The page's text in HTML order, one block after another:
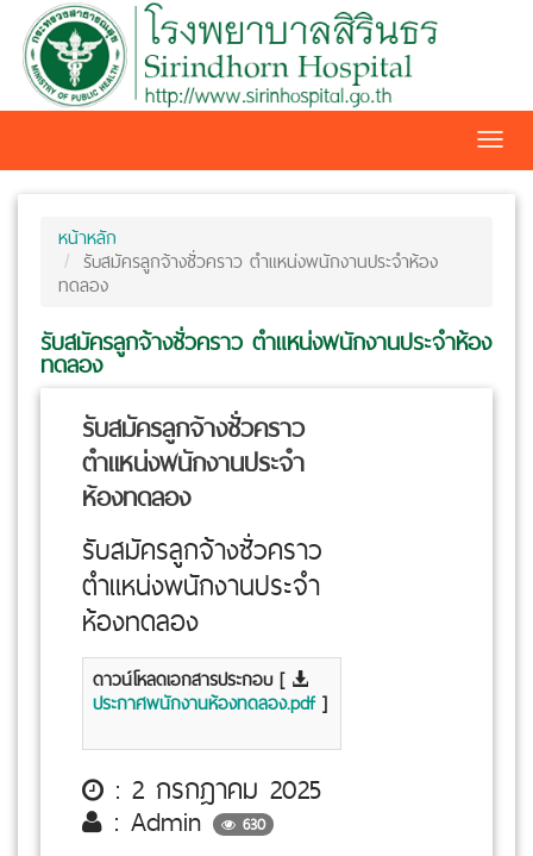
หน้าหลัก
รับสมัครลูกจ้างชั่วคราว ตำแหน่งพนักงานประจำห้อง
ทดลอง
รับสมัครลูกจ้างชั่วคราว ตำแหน่งพนักงานประจำห้อง
ทดลอง
รับสมัครลูกจ้างชั่วคราว
ตำแหน่งพนักงานประจำ
ห้องทดลอง
รับสมัครลูกจ้างชั่วคราว
ตำแหน่งพนักงานประจำ
ห้องทดลอง
ดาวน์โหลดเอกสารประกอบ [
ประกาศพนักงานห้องทดลอง.pdf]
: 2 กรกฎาคม 2025
: Admin 630